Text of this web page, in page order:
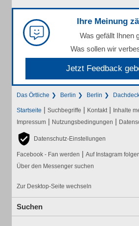
Ihre Meinung
Was gefällt Ihnen
Was sollen wir
Jetzt Feedback
Das Örtliche Berlin Berlin
Startseite | Suchbegriffe | Kontakt | Inhalte
Impressum | Nutzungsbedingungen |
Datenschutz-Einstellungen
Facebook - Fan werden | Auf Instagram
Über den Messenger suchen
Zur Desktop-Seite wechseln
Suchen